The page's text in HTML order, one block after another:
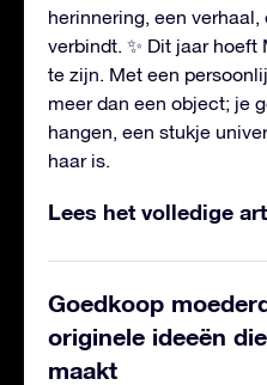
herinnering, een
verbindt. ✨ Dit jaar
te zijn. Met een
meer dan een object; je
hangen, een stukje
haar is.
Lees het volledige
Goedkoop
originele ideeën
maakt